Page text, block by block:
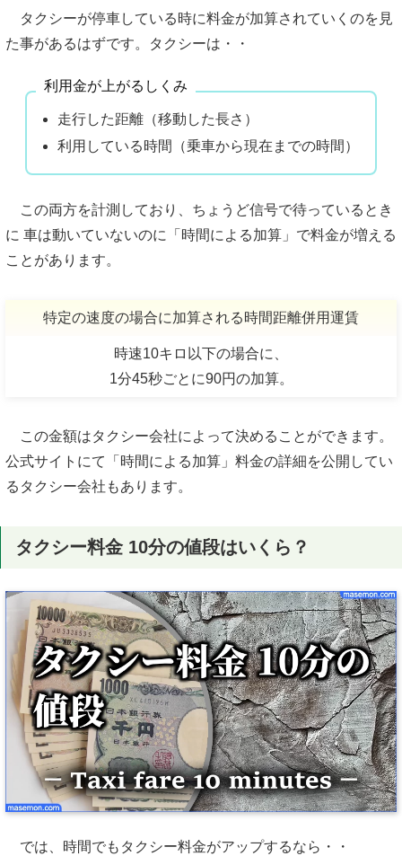
タクシーが停車している時に料金が加算されていくのを見
た事があるはずです。タクシーは・・
利用金が上がるしくみ
走行した距離（移動した長さ）
利用している時間（乗車から現在までの時間）
この両方を計測しており、ちょうど信号で待っているとき
に 車は動いていないのに「時間による加算」で料金が増える
ことがあります。
特定の速度の場合に加算される時間距離併用運賃
時速10キロ以下の場合に、
1分45秒ごとに90円の加算。
この金額はタクシー会社によって決めることができます。
公式サイトにて「時間による加算」料金の詳細を公開してい
るタクシー会社もあります。
タクシー料金 10分の値段はいくら？
では、時間でもタクシー料金がアップするなら・・